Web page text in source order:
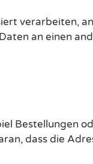
verarbeiten,
an einen
Bestellungen
dass die